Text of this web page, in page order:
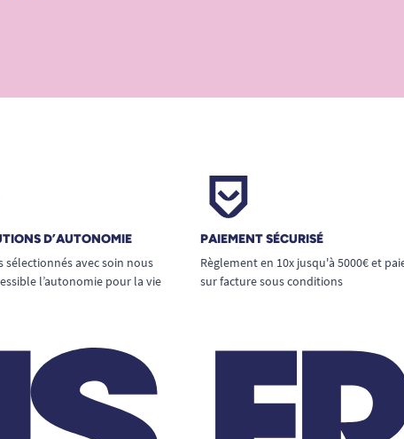
D’AUTONOMIE
sélectionnés avec soin nous
l’autonomie pour la vie
PAIEMENT SÉCURISÉ
Règlement en 10x jusqu'à 5000€ et
sur facture sous conditions